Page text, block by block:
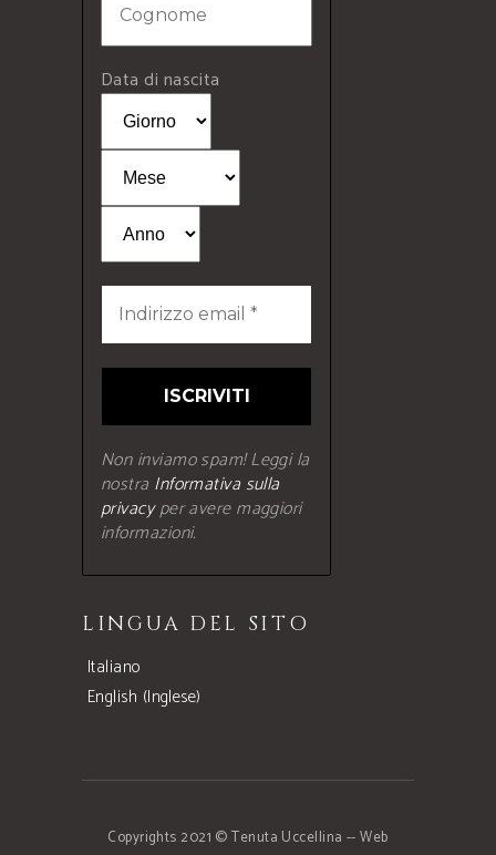
Data di nascita
Non inviamo spam! Leggi la
nostra Informativa sulla
privacyper avere maggiori
informazioni.
LINGUA DEL SITO
Italiano
English (Inglese)
Copyrights 2021 © Tenuta Uccellina --Web